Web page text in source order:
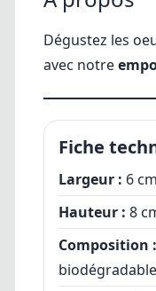
Dégustez les
avec notre
Fiche
Largeur : 6 cm
Hauteur : 8
Composition :
biodégradable